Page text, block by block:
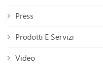
Press
Prodotti E Servizi
Video